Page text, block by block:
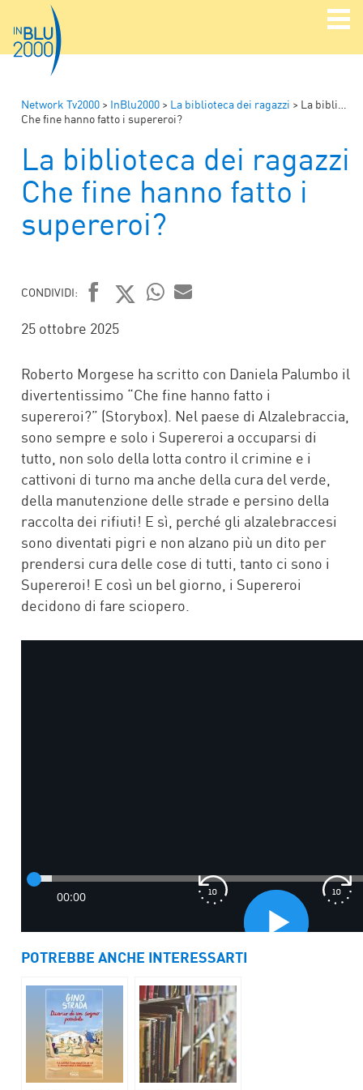
Network Tv2000 > InBlu2000 > La biblioteca dei ragazzi > La biblioteca dei ragazzi
Che fine hanno fatto i supereroi?
La biblioteca dei ragazzi
Che fine hanno fatto i
supereroi?
CONDIVIDI:
FACEBOOK
TWITTER
25 ottobre 2025
Roberto Morgese ha scritto con Daniela Palumbo il
divertentissimo “Che fine hanno fatto i
supereroi?” (Storybox). Nel paese di Alzalebraccia,
sono sempre e solo i Supereroi a occuparsi di
tutto, non solo della lotta contro il crimine e i
cattivoni di turno ma anche della cura del verde,
della manutenzione delle strade e persino della
raccolta dei rifiuti! E sì, perché gli alzalebraccesi
sono diventati pigri e non alzano più un dito per
prendersi cura delle cose di tutti, tanto ci sono i
Supereroi! E così un bel giorno, i Supereroi
decidono di fare sciopero.
POTREBBE ANCHE INTERESSARTI